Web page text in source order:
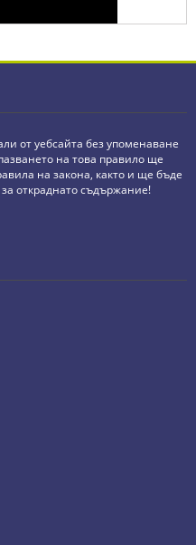
от уебсайта без упоменаване
на това правило ще
на закона, както и ще бъде
откраднато съдържание!